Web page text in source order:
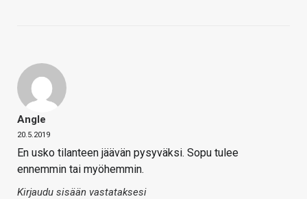
Angle
20.5.2019
En usko tilanteen jäävän pysyväksi. Sopu tulee
ennemmin tai myöhemmin.
Kirjaudu sisään vastataksesi